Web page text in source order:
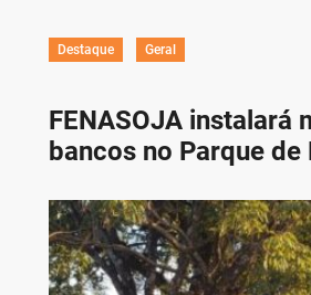
Destaque Geral
FENASOJA instalará
bancos no Parque